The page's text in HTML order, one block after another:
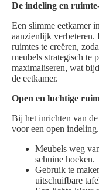
De indeling en
Een slimme eetkamer
aanzienlijk
ruimtes te creëren,
meubels strategisch te
maximaliseren, wat
de eetkamer.
Open en luchtige
Bij het inrichten van de
voor een open
Meubels weg
schuine hoeken.
Gebruik te
uitschuifbare